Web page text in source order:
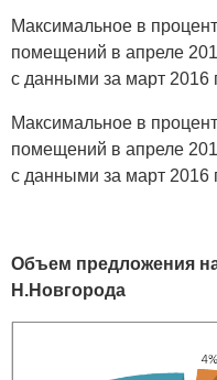
Максимальное в
помещений в апреле
с данными за март 2016
Максимальное в
помещений в апреле
с данными за март 2016
Объем предложения
Н.Новгорода